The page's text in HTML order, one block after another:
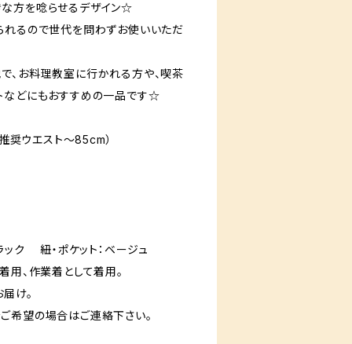
方を唸らせるデザイン☆
れるので世代を問わずお使いいただ
、お料理教室に行かれる方や、喫茶
などにもおすすめの一品です☆
ウエスト〜85cm）
ク 紐・ポケット：ベージュ
、作業着として着用。
け。
合はご連絡下さい。